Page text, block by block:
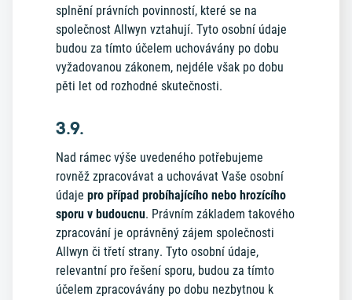
splnění právních povinností, které se na
společnost Allwyn vztahují. Tyto osobní údaje
budou za tímto účelem uchovávány po dobu
vyžadovanou zákonem, nejdéle však po dobu
pěti let od rozhodné skutečnosti.
3.9.
Nad rámec výše uvedeného potřebujeme
rovněž zpracovávat a uchovávat Vaše osobní
údaje pro případ probíhajícího nebo hrozícího
sporu v budoucnu. Právním základem takového
zpracování je oprávněný zájem společnosti
Allwyn či třetí strany. Tyto osobní údaje,
relevantní pro řešení sporu, budou za tímto
účelem zpracovávány po dobu nezbytnou k